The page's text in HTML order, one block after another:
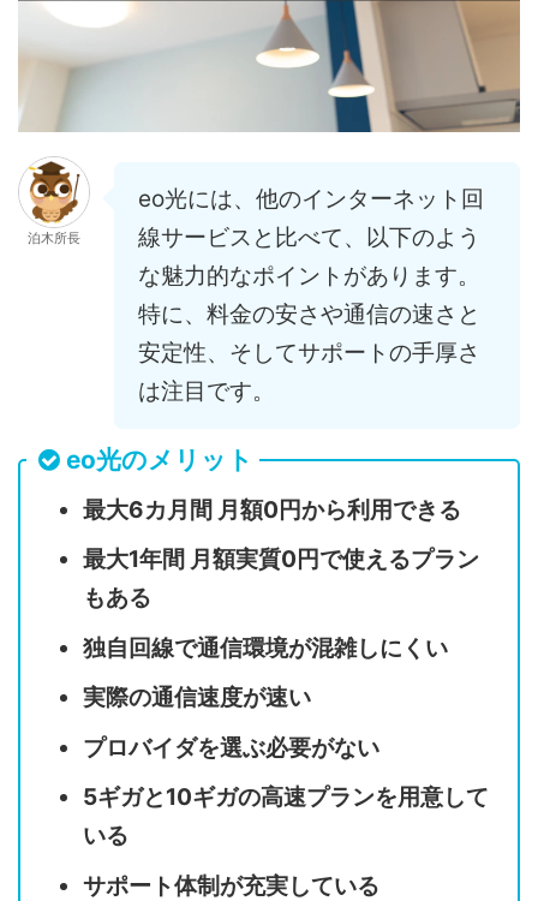
泊木所長
eo光には、他のインターネット回
線サービスと比べて、以下のよう
な魅力的なポイントがあります。
特に、料金の安さや通信の速さと
安定性、そしてサポートの手厚さ
は注目です。
eo光のメリット
最大6カ月間 月額0円から利用できる
最大1年間 月額実質0円で使えるプラン
もある
独自回線で通信環境が混雑しにくい
実際の通信速度が速い
プロバイダを選ぶ必要がない
5ギガと10ギガの高速プランを用意して
いる
サポート体制が充実している